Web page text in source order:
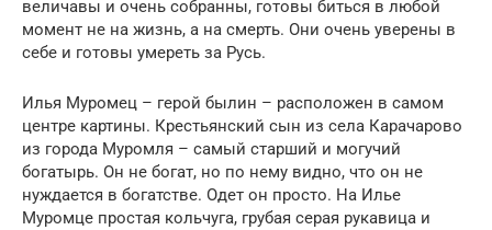
величавы и очень собранны, готовы биться в любой
момент не на жизнь, а на смерть. Они очень уверены в
себе и готовы умереть за Русь.
Илья Муромец – герой былин – расположен в самом
центре картины. Крестьянский сын из села Карачарово
из города Муромля – самый старший и могучий
богатырь. Он не богат, но по нему видно, что он не
нуждается в богатстве. Одет он просто. На Илье
Муромце простая кольчуга, грубая серая рукавица и